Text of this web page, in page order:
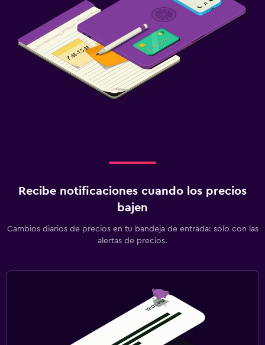
Recibe notificaciones cuando los precios
bajen
Cambios diarios de precios en tu bandeja de entrada: solo con las
alertas de precios.